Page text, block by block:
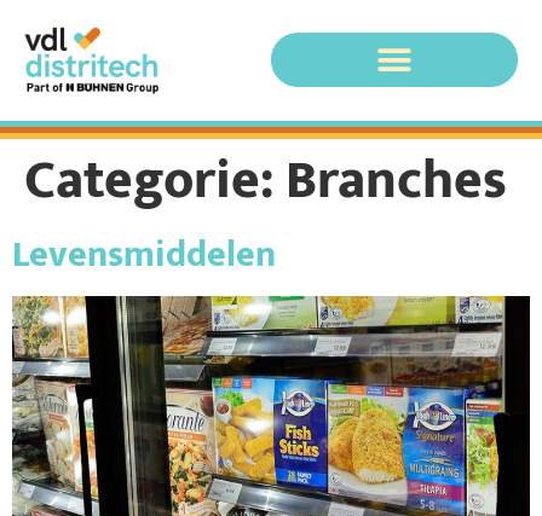
Categorie:Branches
Levensmiddelen